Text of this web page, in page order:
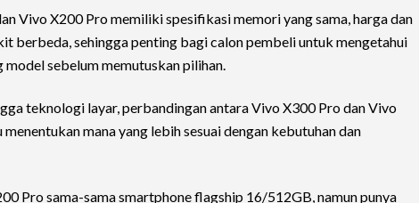
Vivo X200 Pro memiliki spesifikasi memori yang sama, harga dan
berbeda, sehingga penting bagi calon pembeli untuk mengetahui
model sebelum memutuskan pilihan.
teknologi layar, perbandingan antara Vivo X300 Pro dan Vivo
mana yang lebih sesuai dengan kebutuhan dan
Pro sama-sama smartphone flagship 16/512GB, namun punya